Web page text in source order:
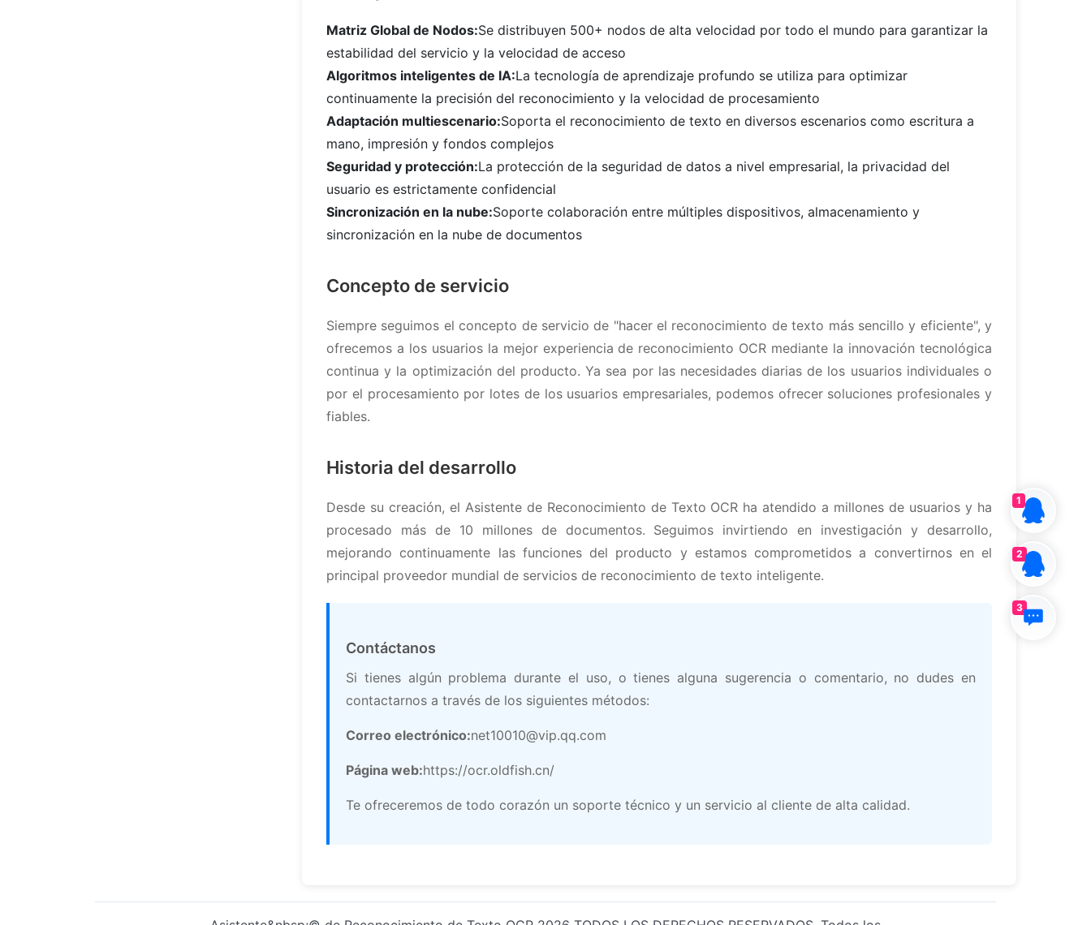
Matriz Global de Nodos:Se distribuyen 500+ nodos de alta velocidad por todo el mundo para garantizar la
estabilidad del servicio y la velocidad de acceso
Algoritmos inteligentes de IA:La tecnología de aprendizaje profundo se utiliza para optimizar
continuamente la precisión del reconocimiento y la velocidad de procesamiento
Adaptación multiescenario:Soporta el reconocimiento de texto en diversos escenarios como escritura a
mano, impresión y fondos complejos
Seguridad y protección:La protección de la seguridad de datos a nivel empresarial, la privacidad del
usuario es estrictamente confidencial
Sincronización en la nube:Soporte colaboración entre múltiples dispositivos, almacenamiento y
sincronización en la nube de documentos
Concepto de servicio
Siempre seguimos el concepto de servicio de "hacer el reconocimiento de texto más sencillo y eficiente", y
ofrecemos a los usuarios la mejor experiencia de reconocimiento OCR mediante la innovación tecnológica
continua y la optimización del producto. Ya sea por las necesidades diarias de los usuarios individuales o
por el procesamiento por lotes de los usuarios empresariales, podemos ofrecer soluciones profesionales y
fiables.
Historia del desarrollo
Desde su creación, el Asistente de Reconocimiento de Texto OCR ha atendido a millones de usuarios y ha
procesado más de 10 millones de documentos. Seguimos invirtiendo en investigación y desarrollo,
mejorando continuamente las funciones del producto y estamos comprometidos a convertirnos en el
principal proveedor mundial de servicios de reconocimiento de texto inteligente.
Contáctanos
Si tienes algún problema durante el uso, o tienes alguna sugerencia o comentario, no dudes en
contactarnos a través de los siguientes métodos:
Correo electrónico:net10010@vip.qq.com
Página web:https://ocr.oldfish.cn/
Te ofreceremos de todo corazón un soporte técnico y un servicio al cliente de alta calidad.
1
2
3